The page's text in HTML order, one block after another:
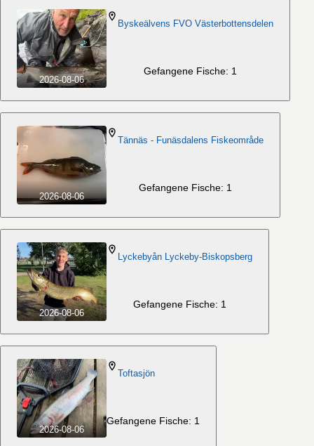
2026-08-06
Byskeälvens FVO Västerbottensdelen
Gefangene Fische: 1
2026-08-06
Tännäs - Funäsdalens Fiskeområde
Gefangene Fische: 1
2026-08-06
Lyckebyån Lyckeby-Biskopsberg
Gefangene Fische: 1
2026-08-06
Toftasjön
Gefangene Fische: 1